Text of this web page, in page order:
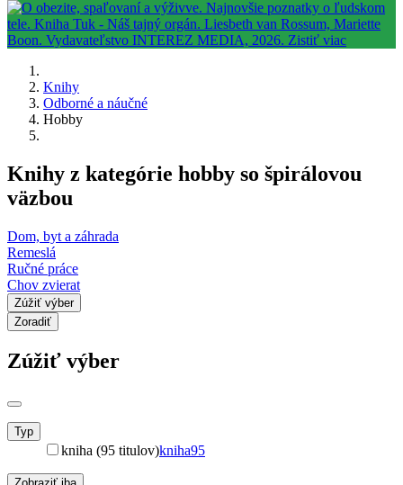
Knihy
Odborné a náučné
Hobby
Knihy z kategórie hobby so špirálovou
väzbou
Dom, byt a záhrada
Remeslá
Ručné práce
Chov zvierat
Zúžiť výber
Zoradiť
Zúžiť výber
Typ
kniha (95 titulov)kniha95